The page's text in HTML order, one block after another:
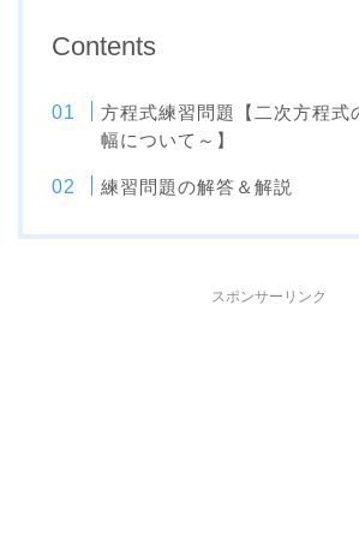
Contents
方程式練習問題【二次方程式
幅について～】
練習問題の解答＆解説
スポンサーリンク